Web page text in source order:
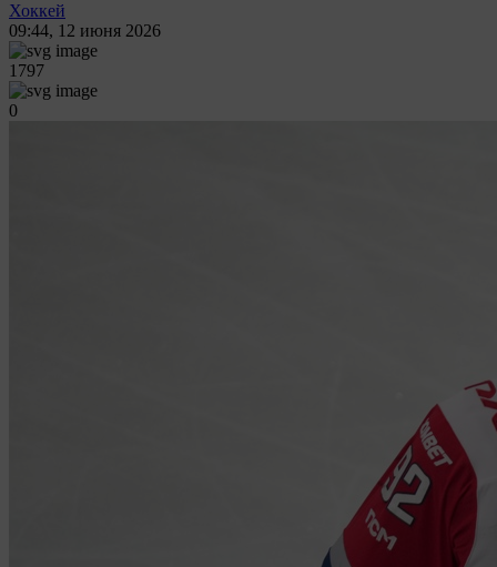
Хоккей
09:44, 12 июня 2026
1797
0